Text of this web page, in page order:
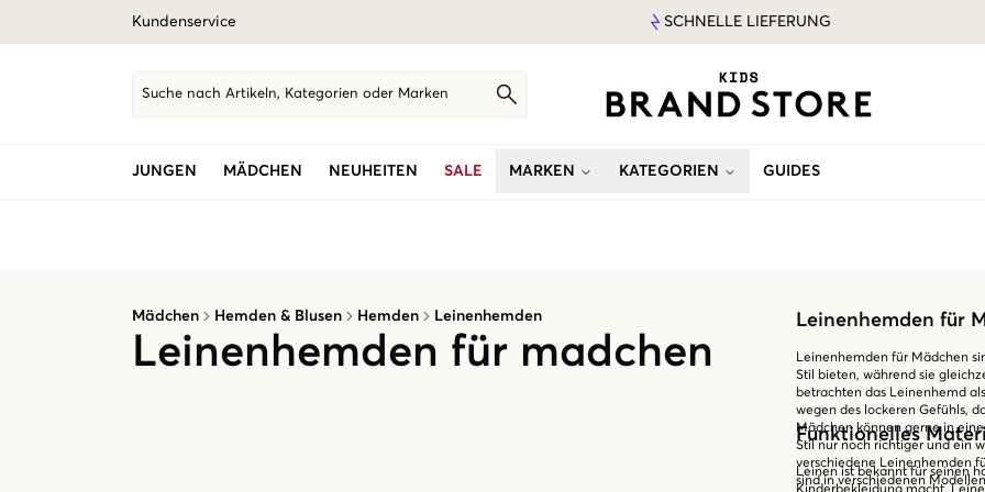
Kundenservice SCHNELLE LIEFERUNG
Suche nach Artikeln, Kategorien oder Marken
JUNGEN MÄDCHEN NEUHEITEN SALE MARKEN KATEGORIEN GUIDES
Mädchen Hemden & Blusen Hemden Leinenhemden
Leinenhemden für madchen
Leinenhemden für
Leinenhemden für Mädchen
Stil bieten, während sie
betrachten das Leinenhemd
wegen des lockeren Gefühls,
Mädchen können gerne in
Stil nur noch richtiger und ein
verschiedene Leinenhemden
sind in verschiedenen
Funktionelles
Leinen ist bekannt für seinen